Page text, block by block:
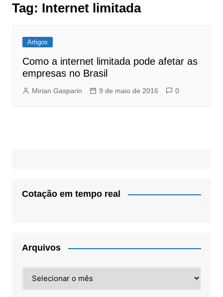
Tag: Internet limitada
Artigos
Como a internet limitada pode afetar as
empresas no Brasil
Mirian Gasparin 9 de maio de 2016 0
Cotação em tempo real
Arquivos